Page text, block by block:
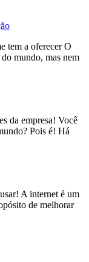
tem a oferecer O
mundo, mas nem
da empresa! Você
Pois é! Há
A internet é um
de melhorar